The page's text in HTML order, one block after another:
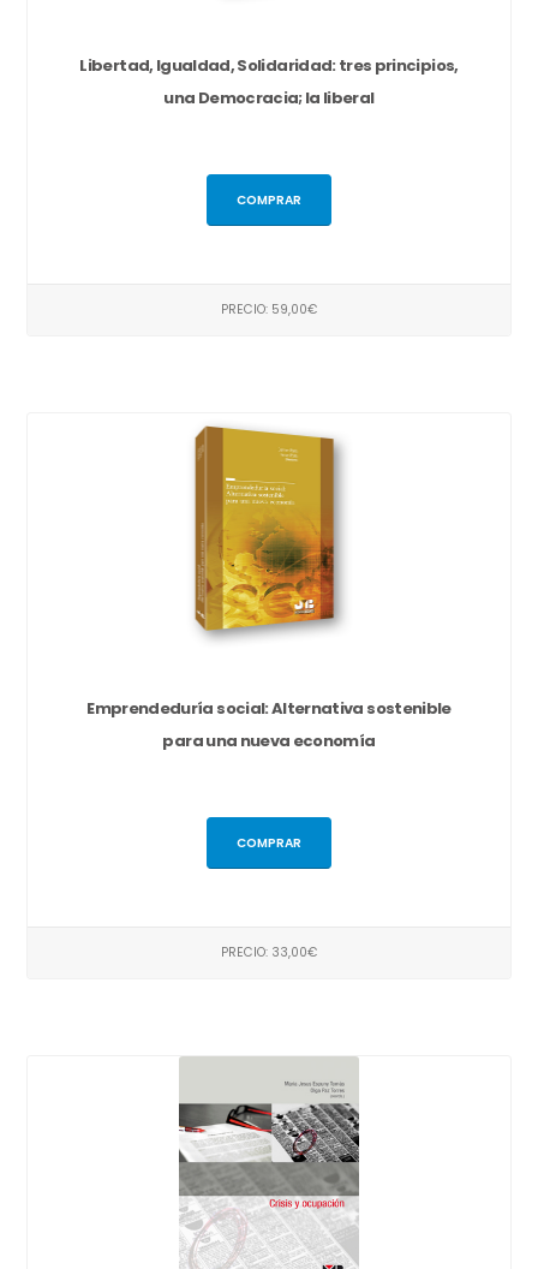
Libertad, Igualdad, Solidaridad: tres principios,
una Democracia; la liberal
COMPRAR
PRECIO: 59,00€
Emprendeduría social: Alternativa sostenible
para una nueva economía
COMPRAR
PRECIO: 33,00€